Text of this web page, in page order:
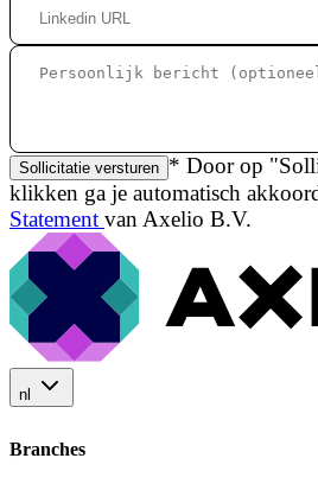
Sollicitatie versturen * Door op
klikken ga je automatisch
Statement van Axelio B.V.
nl
Branches